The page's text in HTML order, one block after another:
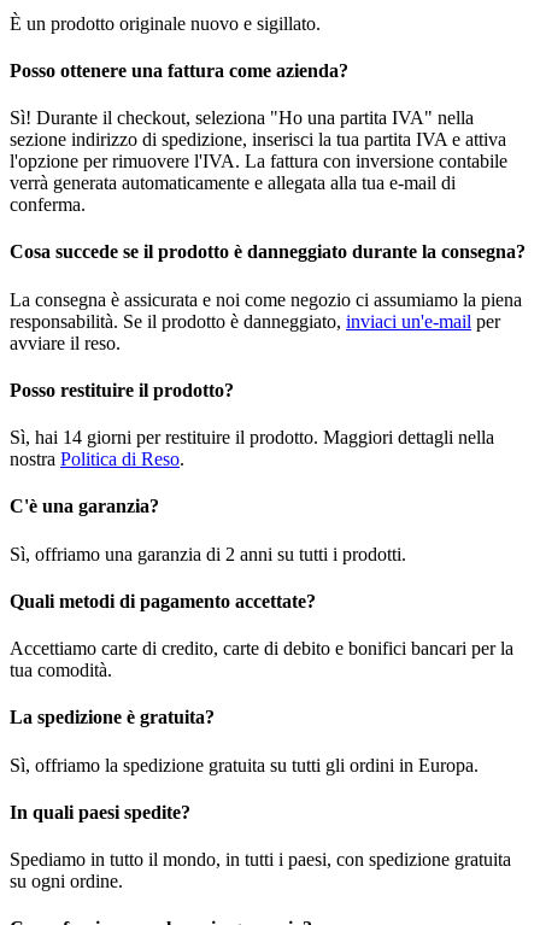
È un prodotto originale nuovo e sigillato.
Posso ottenere una fattura come azienda?
Sì! Durante il checkout, seleziona "Ho una partita IVA" nella
sezione indirizzo di spedizione, inserisci la tua partita IVA e attiva
l'opzione per rimuovere l'IVA. La fattura con inversione contabile
verrà generata automaticamente e allegata alla tua e-mail di
conferma.
Cosa succede se il prodotto è danneggiato durante la consegna?
La consegna è assicurata e noi come negozio ci assumiamo la piena
responsabilità. Se il prodotto è danneggiato, inviaci un'e-mail per
avviare il reso.
Posso restituire il prodotto?
Sì, hai 14 giorni per restituire il prodotto. Maggiori dettagli nella
nostra Politica di Reso.
C'è una garanzia?
Sì, offriamo una garanzia di 2 anni su tutti i prodotti.
Quali metodi di pagamento accettate?
Accettiamo carte di credito, carte di debito e bonifici bancari per la
tua comodità.
La spedizione è gratuita?
Sì, offriamo la spedizione gratuita su tutti gli ordini in Europa.
In quali paesi spedite?
Spediamo in tutto il mondo, in tutti i paesi, con spedizione gratuita
su ogni ordine.